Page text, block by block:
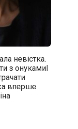
невістка.
з онукамиІ
вперше